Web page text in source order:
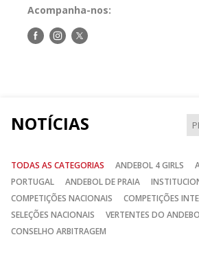
Acompanha-nos:
Siga-Siga-Siga-
NOTÍCIAS
TODAS AS CATEGORIAS ANDEBOL 4 GIRLS
PORTUGAL
ANDEBOL DE PRAIA
COMPETIÇÕES NACIONAIS
COMPETIÇÕES
SELEÇÕES NACIONAIS
VERTENTES DO
CONSELHO ARBITRAGEM